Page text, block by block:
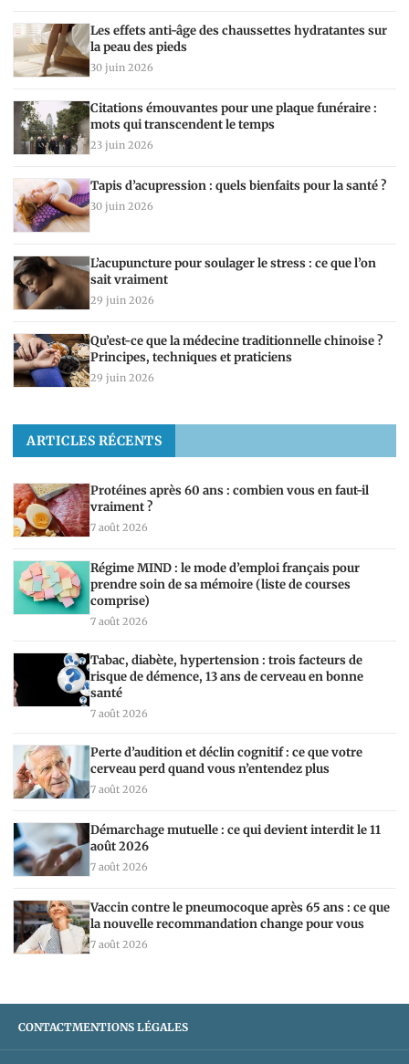
Les effets anti-âge des chaussettes hydratantes sur
la peau des pieds
30 juin 2026
Citations émouvantes pour une plaque funéraire :
mots qui transcendent le temps
23 juin 2026
Tapis d’acupression : quels bienfaits pour la santé ?
30 juin 2026
L’acupuncture pour soulager le stress : ce que l’on
sait vraiment
29 juin 2026
Qu’est-ce que la médecine traditionnelle chinoise ?
Principes, techniques et praticiens
29 juin 2026
ARTICLES RÉCENTS
Protéines après 60 ans : combien vous en faut-il
vraiment ?
7 août 2026
Régime MIND : le mode d’emploi français pour
prendre soin de sa mémoire (liste de courses
comprise)
7 août 2026
Tabac, diabète, hypertension : trois facteurs de
risque de démence, 13 ans de cerveau en bonne
santé
7 août 2026
Perte d’audition et déclin cognitif : ce que votre
cerveau perd quand vous n’entendez plus
7 août 2026
Démarchage mutuelle : ce qui devient interdit le 11
août 2026
7 août 2026
Vaccin contre le pneumocoque après 65 ans : ce que
la nouvelle recommandation change pour vous
7 août 2026
CONTACTMENTIONS LÉGALES